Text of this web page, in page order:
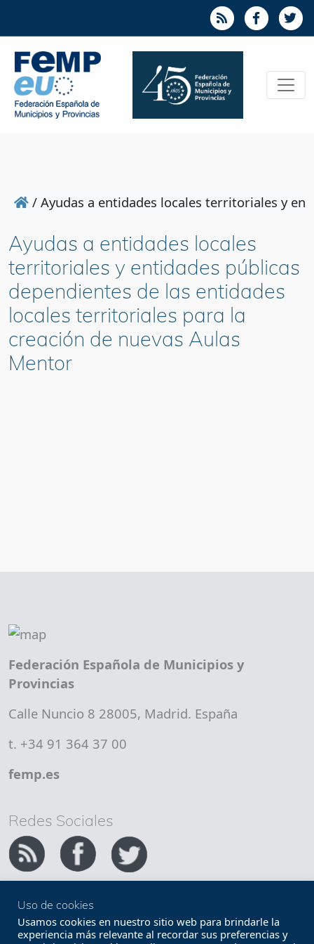
/ Ayudas a entidades locales territoriales y
Ayudas a entidades locales
territoriales y entidades públicas
dependientes de las entidades
locales territoriales para la
creación de nuevas Aulas
Mentor
Federación Española de Municipios y
Provincias
Calle Nuncio 8 28005, Madrid. España
t. +34 91 364 37 00
femp.es
Redes Sociales
Copyright FEMP
Accesibilidad
Uso de cookies
Usamos cookies en nuestro sitio web para brindarle la
experiencia más relevante al recordar sus preferencias y